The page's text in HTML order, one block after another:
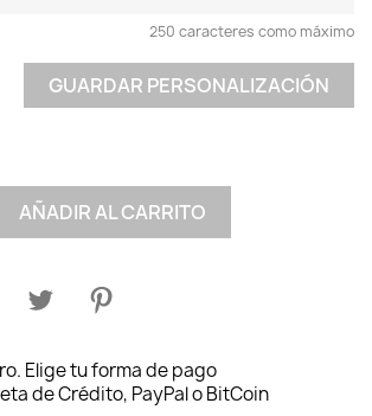
250 caracteres como máximo
GUARDAR PERSONALIZACIÓN
AÑADIR AL CARRITO
Elige tu forma de pago
de Crédito, PayPal o BitCoin